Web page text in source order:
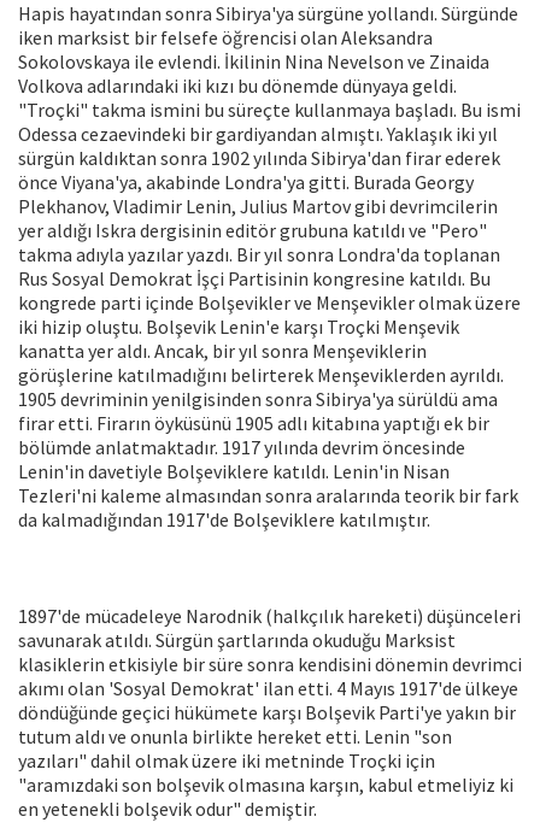
Hapis hayatından sonra Sibirya'ya sürgüne yollandı. Sürgünde
iken marksist bir felsefe öğrencisi olan Aleksandra
Sokolovskaya ile evlendi. İkilinin Nina Nevelson ve Zinaida
Volkova adlarındaki iki kızı bu dönemde dünyaya geldi.
"Troçki" takma ismini bu süreçte kullanmaya başladı. Bu ismi
Odessa cezaevindeki bir gardiyandan almıştı. Yaklaşık iki yıl
sürgün kaldıktan sonra 1902 yılında Sibirya'dan firar ederek
önce Viyana'ya, akabinde Londra'ya gitti. Burada Georgy
Plekhanov, Vladimir Lenin, Julius Martov gibi devrimcilerin
yer aldığı Iskra dergisinin editör grubuna katıldı ve "Pero"
takma adıyla yazılar yazdı. Bir yıl sonra Londra'da toplanan
Rus Sosyal Demokrat İşçi Partisinin kongresine katıldı. Bu
kongrede parti içinde Bolşevikler ve Menşevikler olmak üzere
iki hizip oluştu. Bolşevik Lenin'e karşı Troçki Menşevik
kanatta yer aldı. Ancak, bir yıl sonra Menşeviklerin
görüşlerine katılmadığını belirterek Menşeviklerden ayrıldı.
1905 devriminin yenilgisinden sonra Sibirya'ya sürüldü ama
firar etti. Firarın öyküsünü 1905 adlı kitabına yaptığı ek bir
bölümde anlatmaktadır. 1917 yılında devrim öncesinde
Lenin'in davetiyle Bolşeviklere katıldı. Lenin'in Nisan
Tezleri'ni kaleme almasından sonra aralarında teorik bir fark
da kalmadığından 1917'de Bolşeviklere katılmıştır.
1897'de mücadeleye Narodnik (halkçılık hareketi) düşünceleri
savunarak atıldı. Sürgün şartlarında okuduğu Marksist
klasiklerin etkisiyle bir süre sonra kendisini dönemin devrimci
akımı olan 'Sosyal Demokrat' ilan etti. 4 Mayıs 1917'de ülkeye
döndüğünde geçici hükümete karşı Bolşevik Parti'ye yakın bir
tutum aldı ve onunla birlikte hereket etti. Lenin "son
yazıları" dahil olmak üzere iki metninde Troçki için
"aramızdaki son bolşevik olmasına karşın, kabul etmeliyiz ki
en yetenekli bolşevik odur" demiştir.